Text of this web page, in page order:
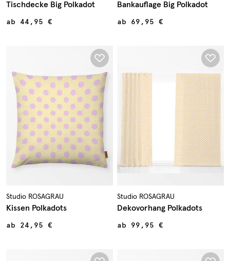
Tischdecke Big Polkadot
ab 44,95 €
Bankauflage Big Polkadot
ab 69,95 €
Studio ROSAGRAU
Kissen Polkadots
ab 24,95 €
Studio ROSAGRAU
Dekovorhang Polkadots
ab 99,95 €